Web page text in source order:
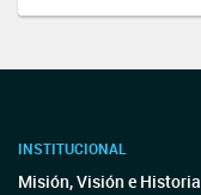
INSTITUCIONAL
Misión, Visión e Historia